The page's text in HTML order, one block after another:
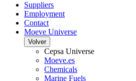
Suppliers
Employment
Contact
Moeve Universe
Volver
Cepsa Universe
Moeve.es
Chemicals
Marine Fuels